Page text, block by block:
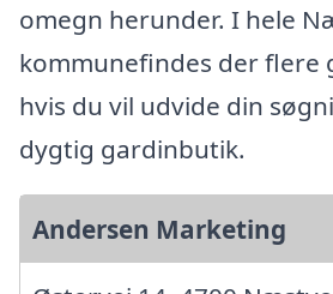
omegn herunder. I hele
kommunefindes der flere
hvis du vil udvide din
dygtig gardinbutik.
Andersen Marketing